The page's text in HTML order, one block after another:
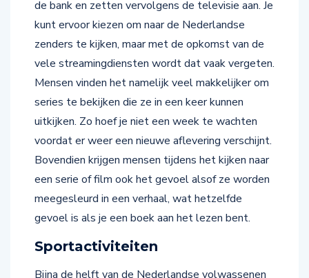
kunt ervoor kiezen om naar de Nederlandse
zenders te kijken, maar met de opkomst van de
vele streamingdiensten wordt dat vaak vergeten.
Mensen vinden het namelijk veel makkelijker om
series te bekijken die ze in een keer kunnen
uitkijken. Zo hoef je niet een week te wachten
voordat er weer een nieuwe aflevering verschijnt.
Bovendien krijgen mensen tijdens het kijken naar
een serie of film ook het gevoel alsof ze worden
meegesleurd in een verhaal, wat hetzelfde
gevoel is als je een boek aan het lezen bent.